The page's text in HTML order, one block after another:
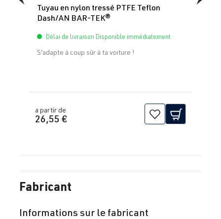
Tuyau en nylon tressé PTFE Teflon
Dash/AN BAR-TEK®
Délai de livraison Disponible immédiatement
S'adapte à coup sûr à ta voiture !
a partir de
26,55 €
Fabricant
Informations sur le fabricant